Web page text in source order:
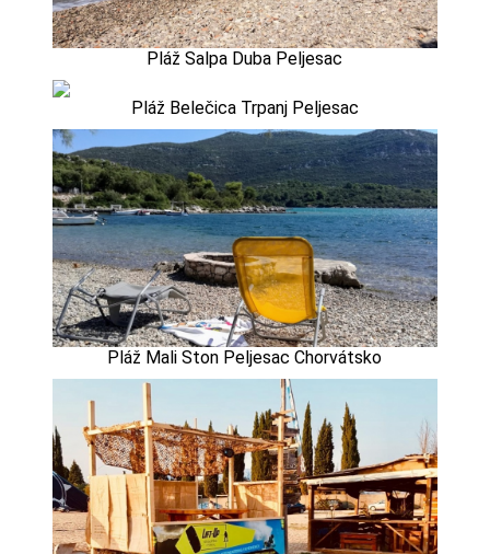
Pláž Salpa Duba Peljesac
Pláž Belečica Trpanj Peljesac
Pláž Mali Ston Peljesac Chorvátsko